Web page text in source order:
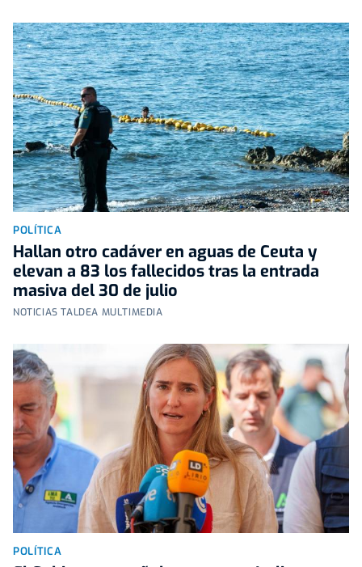
POLÍTICA
Hallan otro cadáver en aguas de Ceuta y
elevan a 83 los fallecidos tras la entrada
masiva del 30 de julio
NOTICIAS TALDEA MULTIMEDIA
POLÍTICA